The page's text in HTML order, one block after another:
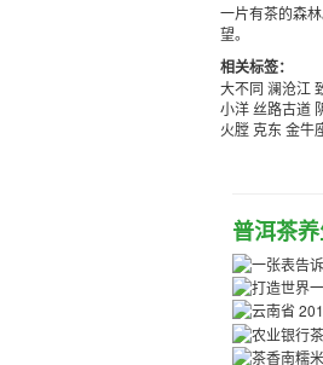
一片有茶的森
望。
相关标签：
大不同 澜沧江
小洋 丝路古道
火膛克东 金牛
普洱茶